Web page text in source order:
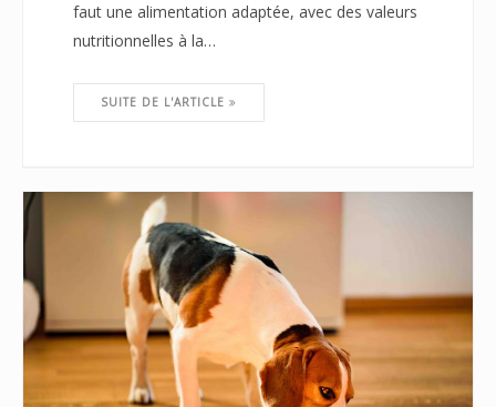
faut une alimentation adaptée, avec des valeurs
nutritionnelles à la…
SUITE DE L'ARTICLE